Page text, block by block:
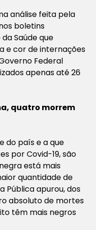
análise feita pela
boletins
Saúde que
e cor de internações
Federal
apenas até 26
quatro morrem
do país e a que
por Covid-19, são
está mais
quantidade de
Pública apurou, dos
absoluto de mortes
têm mais negros